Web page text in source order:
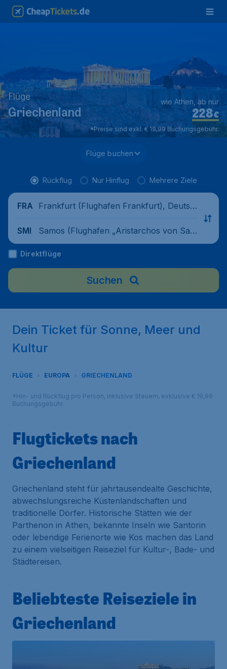
Flüge
Griechenland €
228
wie Athen, ab nur
*Preise sind exkl. € 19,99 Buchungsgebühr.
Flüge buchen
Rückflug Nur Hinflug Mehrere Ziele
FRA
Frankfurt (Flughafen Frankfurt), Deutsc
SMI
Samos (Flughafen „Aristarchos von Sam
os“), Griechenland
Direktflüge
Suchen
Dein Ticket für Sonne, Meer und
Kultur
FLÜGE EUROPA GRIECHENLAND
*Hin- und Rückflug pro Person, inklusive Steuern, exklusive € 19,99
Buchungsgebühr.
Flugtickets nach
Griechenland
Griechenland steht für jahrtausendealte Geschichte,
abwechslungsreiche Küstenlandschaften und
traditionelle Dörfer. Historische Stätten wie der
Parthenon in Athen, bekannte Inseln wie Santorin
oder lebendige Ferienorte wie Kos machen das Land
zu einem vielseitigen Reiseziel für Kultur-, Bade- und
Städtereisen.
Beliebteste Reiseziele in
Griechenland